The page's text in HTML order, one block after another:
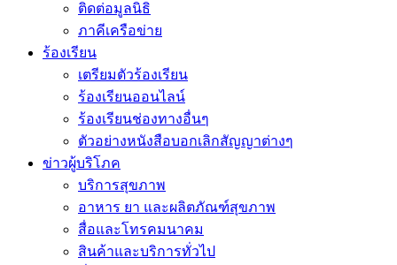
ติดต่อมูลนิธิ
ภาคีเครือข่าย
ร้องเรียน
เตรียมตัวร้องเรียน
ร้องเรียนออนไลน์
ร้องเรียนช่องทางอื่นๆ
ตัวอย่างหนังสือบอกเลิกสัญญาต่างๆ
ข่าวผู้บริโภค
บริการสุขภาพ
อาหาร ยา และผลิตภัณฑ์สุขภาพ
สื่อและโทรคมนาคม
สินค้าและบริการทั่วไป